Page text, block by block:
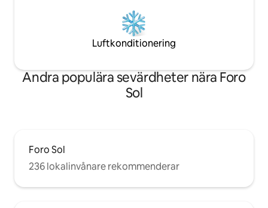
Luftkonditionering
Andra populära sevärdheter nära Foro
Sol
Foro Sol
236 lokalinvånare rekommenderar